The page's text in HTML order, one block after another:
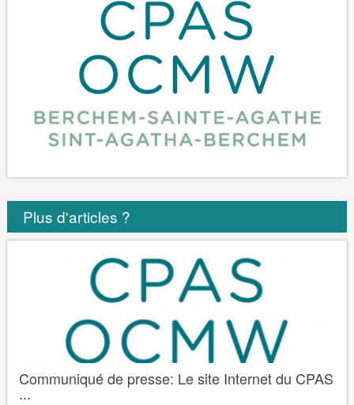
Plus d'articles ?
Communiqué de presse: Le site Internet du CPAS
...